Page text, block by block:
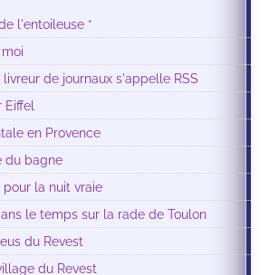
l'entoileuse *
de journaux s'appelle RSS
Eiffel
en Provence
du bagne
pour la nuit vraie
le temps sur la rade de Toulon
du Revest
du Revest